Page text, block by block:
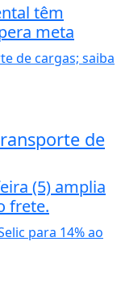
têm
meta
de
(5) amplia
frete.